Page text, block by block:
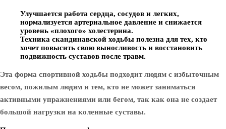
Улучшается работа сердца, сосудов и легких,
нормализуется артериальное давление и снижается
уровень «плохого» холестерина.
Техника скандинавской ходьбы полезна для тех, кто
хочет повысить свою выносливость и восстановить
подвижность суставов после травм.
Эта форма спортивной ходьбы подходит людям с избыточным
весом, пожилым людям и тем, кто не может заниматься
активными упражнениями или бегом, так как она не создает
большой нагрузки на коленные суставы.